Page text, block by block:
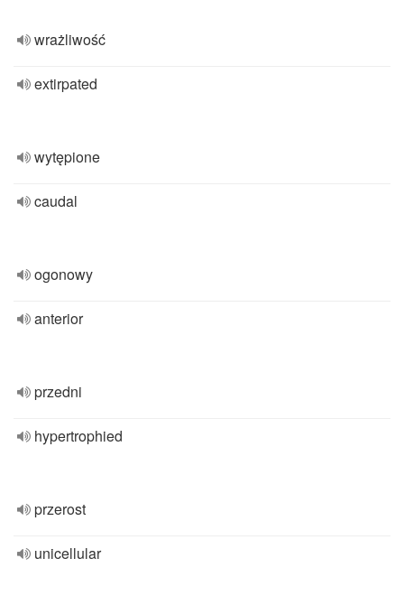
wrażliwość
extirpated
wytępione
caudal
ogonowy
anterior
przedni
hypertrophied
przerost
unicellular